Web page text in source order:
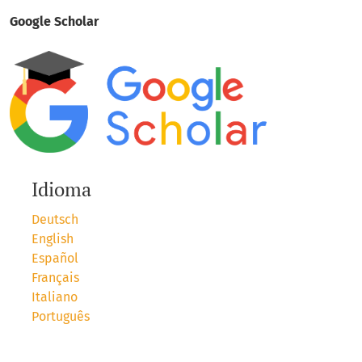
Google Scholar
Idioma
Deutsch
English
Español
Français
Italiano
Português